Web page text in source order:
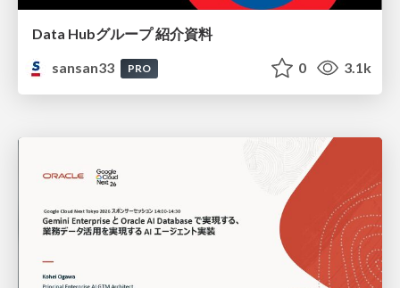
Data Hubグループ 紹介資料
sansan33
PRO 0 3.1k